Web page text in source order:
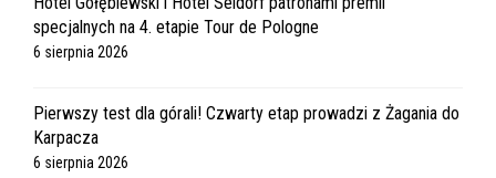
specjalnych na 4. etapie Tour de Pologne
6 sierpnia 2026
Pierwszy test dla górali! Czwarty etap prowadzi z Żagania do
Karpacza
6 sierpnia 2026